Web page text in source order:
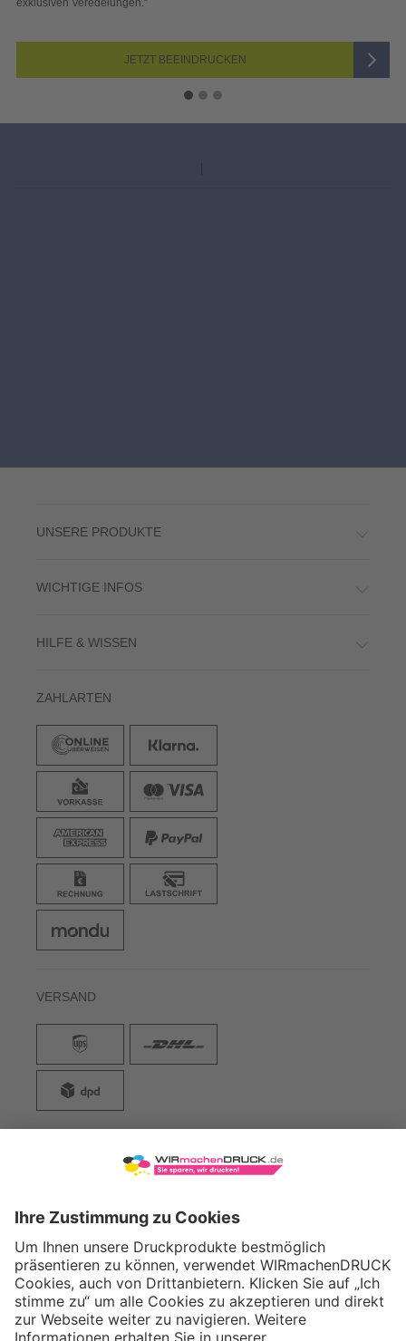
JETZT AUSWÄHLEN
UNSERE PRODUKTE
WICHTIGE INFOS
HILFE & WISSEN
ZAHLARTEN
VERSAND
WIRmachenDRUCK GmbH
71522 Backnang
Tel.: +49 (0) 711 995 982 - 20
Fax: +49 (0) 711 995 982 - 21
SOCIAL MEDIA